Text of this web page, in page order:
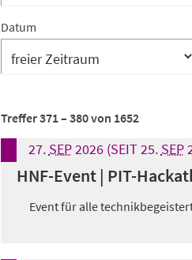
Datum
Treffer371– 380von 1652
27. SEP2026(SEIT 25. SEP
HNF-Event | PIT-
Event für alle